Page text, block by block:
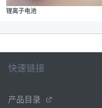
锂离子电池
快速链接
产品目录